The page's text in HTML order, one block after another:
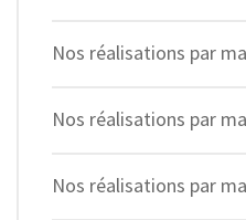
Nos réalisations par
Nos réalisations par
Nos réalisations par